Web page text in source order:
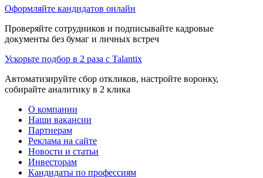
Оформляйте кандидатов онлайн
Проверяйте сотрудников и подписывайте кадровые
документы без бумаг и личных встреч
Ускорьте подбор в 2 раза с Talantix
Автоматизируйте сбор откликов, настройте воронку,
собирайте аналитику в 2 клика
О компании
Наши вакансии
Партнерам
Реклама на сайте
Новости и статьи
Инвесторам
Кандидаты по профессиям